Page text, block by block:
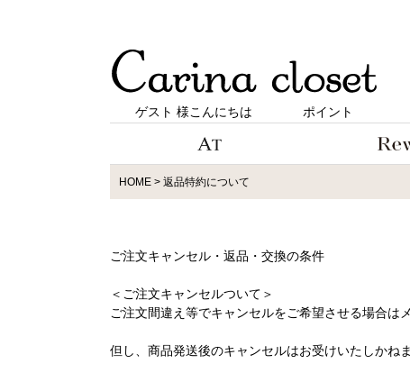
ゲスト 様こんにちは ポイント
HOME 返品特約について
ご注文キャンセル・返品・交換の条件
＜ご注文キャンセルついて＞
ご注文間違え等でキャンセルをご希望させる場合は
但し、商品発送後のキャンセルはお受けいたしかね